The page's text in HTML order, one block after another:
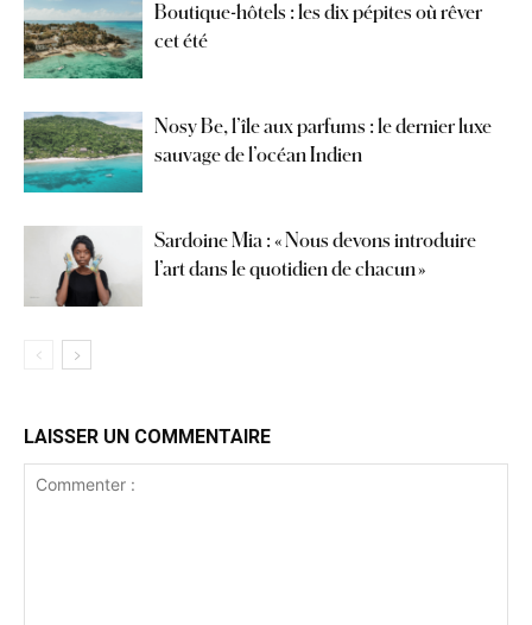
Boutique-hôtels : les dix pépites où rêver
cet été
Nosy Be, l’île aux parfums : le dernier luxe
sauvage de l’océan Indien
Sardoine Mia : « Nous devons introduire
l’art dans le quotidien de chacun »
LAISSER UN COMMENTAIRE